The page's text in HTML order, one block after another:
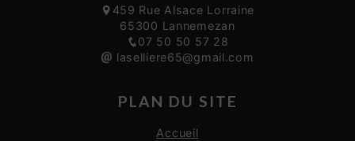
459 Rue Alsace Lorraine
65300 Lannemezan
07 50 50 57 28
laselliere65@gmail.com
PLAN DU SITE
Accueil